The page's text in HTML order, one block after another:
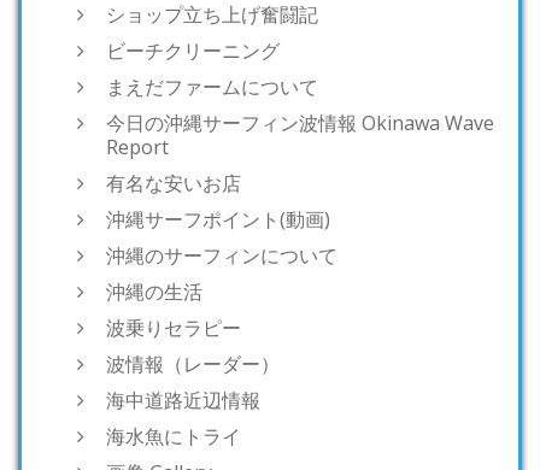
ショップ立ち上げ奮闘記
ビーチクリーニング
まえだファームについて
今日の沖縄サーフィン波情報 Okinawa Wave
Report
有名な安いお店
沖縄サーフポイント(動画)
沖縄のサーフィンについて
沖縄の生活
波乗りセラピー
波情報（レーダー）
海中道路近辺情報
海水魚にトライ